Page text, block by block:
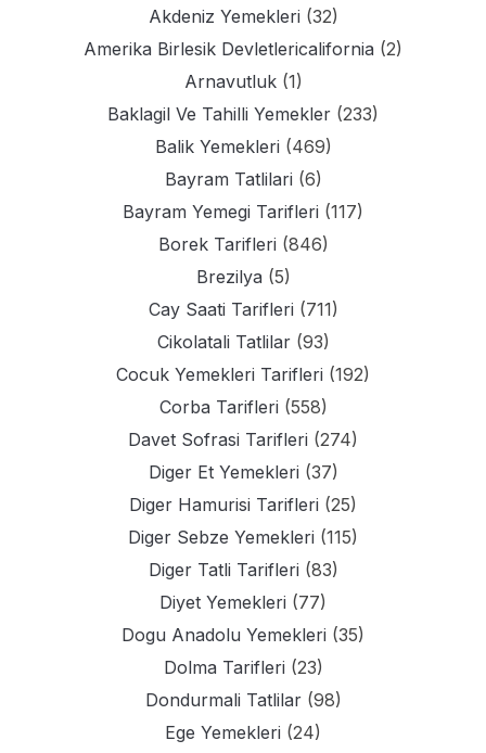
Akdeniz Yemekleri (32)
Amerika Birlesik Devletlericalifornia (2)
Arnavutluk(1)
Baklagil Ve Tahilli Yemekler (233)
Balik Yemekleri (469)
Bayram Tatlilari (6)
Bayram Yemegi Tarifleri (117)
Borek Tarifleri (846)
Brezilya (5)
Cay Saati Tarifleri (711)
Cikolatali Tatlilar(93)
Cocuk Yemekleri Tarifleri (192)
Corba Tarifleri (558)
Davet Sofrasi Tarifleri (274)
Diger Et Yemekleri (37)
Diger Hamurisi Tarifleri (25)
Diger Sebze Yemekleri (115)
Diger Tatli Tarifleri (83)
Diyet Yemekleri (77)
Dogu Anadolu Yemekleri (35)
Dolma Tarifleri (23)
Dondurmali Tatlilar(98)
Ege Yemekleri (24)